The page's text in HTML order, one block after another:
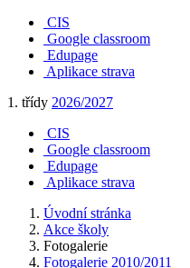
CIS
Google classroom
Edupage
Aplikace strava
1. třídy 2026/2027
CIS
Google classroom
Edupage
Aplikace strava
Úvodní stránka
Akce školy
Fotogalerie
Fotogalerie 2010/2011